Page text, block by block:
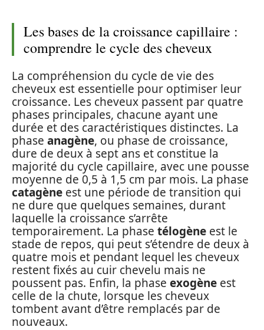
Les bases de la croissance capillaire :
comprendre le cycle des cheveux
La compréhension du cycle de vie des
cheveux est essentielle pour optimiser leur
croissance. Les cheveux passent par quatre
phases principales, chacune ayant une
durée et des caractéristiques distinctes. La
phase anagène, ou phase de croissance,
dure de deux à sept ans et constitue la
majorité du cycle capillaire, avec une pousse
moyenne de 0,5 à 1,5 cm par mois. La phase
catagène est une période de transition qui
ne dure que quelques semaines, durant
laquelle la croissance s’arrête
temporairement. La phase télogène est le
stade de repos, qui peut s’étendre de deux à
quatre mois et pendant lequel les cheveux
restent fixés au cuir chevelu mais ne
poussent pas. Enfin, la phase exogène est
celle de la chute, lorsque les cheveux
tombent avant d’être remplacés par de
nouveaux.